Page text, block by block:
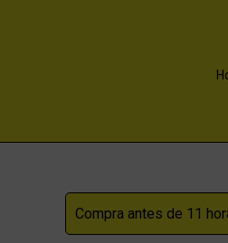
Compra antes de 11